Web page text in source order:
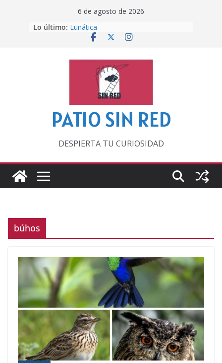
6 de agosto de 2026
Lo último: Lunática
Pero, hasta entonces…
‘La broma infinita’ de recomendar
lecturas veraniegas
Otra del Mundial
PATIO SIN RED
DESPIERTA TU CURIOSIDAD
búhos